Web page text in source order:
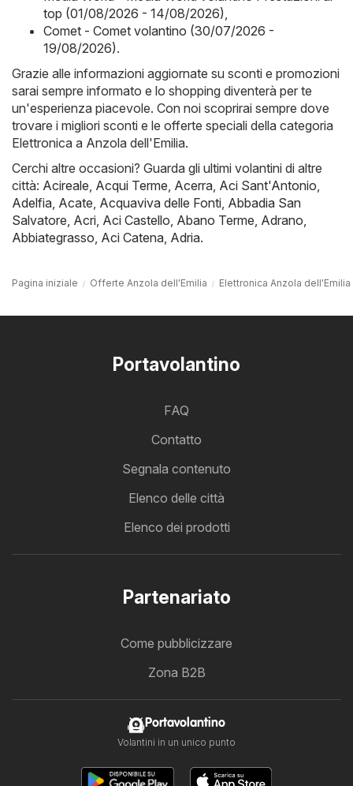
top (01/08/2026 - 14/08/2026)
Comet - Comet volantino (30/07/2026 -
19/08/2026).
Grazie alle informazioni aggiornate su sconti e promozioni
sarai sempre informato e lo shopping diventerà per te
un'esperienza piacevole. Con noi scoprirai sempre dove
trovare i migliori sconti e le offerte speciali della categoria
Elettronica a Anzola dell'Emilia.
Cerchi altre occasioni? Guarda gli ultimi volantini di altre
città: Acireale Acqui Terme Acerra Aci Sant'Antonio
Adelfia Acate Acquaviva delle Fonti Abbadia San
Salvatore Acri Aci Castello Abano Terme Adrano
Abbiategrasso Aci Catena Adria.
Pagina iniziale Offerte Anzola dell'Emilia Elettronica Anzola dell'Emilia
Portavolantino
FAQ
Contatto
Segnala contenuto
Elenco delle città
Elenco dei prodotti
Partenariato
Come pubblicizzare
Zona B2B
Portavolantino
Volantini in un unico punto